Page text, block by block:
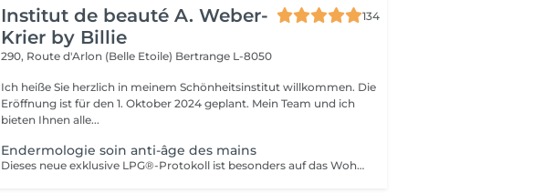
Institut de beauté A. Weber-
Krier by Billie
134
290, Route d'Arlon (Belle Etoile) Bertrange L-8050
Ich heiße Sie herzlich in meinem Schönheitsinstitut willkommen. Die
Eröffnung ist für den 1. Oktober 2024 geplant. Mein Team und ich
bieten Ihnen alle...
Endermologie soin anti-âge des mains
Dieses neue exklusive LPG®-Protokoll ist besonders auf das Wohlbefinden der Verbraucher bedacht und stellt eine Allianz aus Technik dar, die auf der patentierten Technologie des CelluM6 Alliance®-Geräts und der Sensorik für eine sofortige und dauerhafte Wirkung auf den Körper basiert. Und dies dank einer Reihe von Manövern, die sowohl vom Alliance®-Behandlungskopf, dem Auflegen einer Maske als auch von den Händen des Behandlers ausgeführt werden